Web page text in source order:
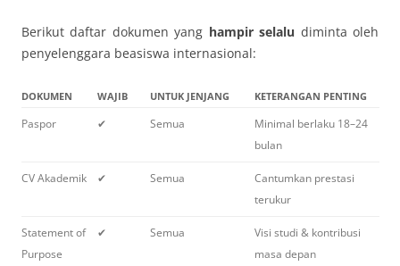
Berikut daftar dokumen yang hampir selalu diminta oleh
penyelenggara beasiswa internasional:
DOKUMEN WAJIB UNTUK JENJANG KETERANGAN PENTING
Paspor ✔ Semua
Minimal berlaku 18–24
bulan
CV Akademik ✔ Semua
Cantumkan prestasi
terukur
Statement of
Purpose
✔ Semua
Visi studi & kontribusi
masa depan